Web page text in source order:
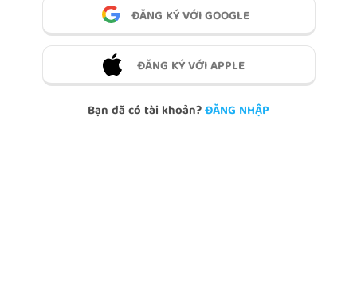
ĐĂNG KÝ VỚI GOOGLE
ĐĂNG KÝ VỚI APPLE
Bạn đã có tài khoản?ĐĂNG NHẬP